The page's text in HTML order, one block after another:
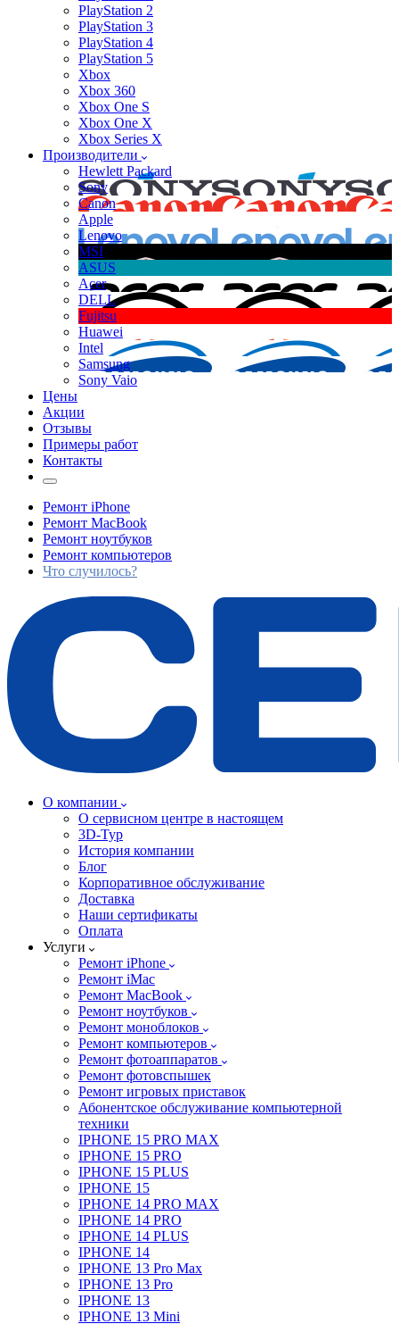
PlayStation 2
PlayStation 3
PlayStation 4
PlayStation 5
Xbox
Xbox 360
Xbox One S
Xbox One X
Xbox Series X
Производители
Hewlett Packard
Sony
Canon
Apple
Lenovo
MSI
ASUS
Acer
DELL
Fujitsu
Huawei
Intel
Samsung
Sony Vaio
Цены
Акции
Отзывы
Примеры работ
Контакты
Ремонт iPhone
Ремонт MacBook
Ремонт ноутбуков
Ремонт компьютеров
Что случилось?
О компании
О сервисном центре в настоящем
3D-Тур
История компании
Блог
Корпоративное обслуживание
Доставка
Наши сертификаты
Оплата
Услуги
Ремонт iPhone
Ремонт iMac
Ремонт MacBook
Ремонт ноутбуков
Ремонт моноблоков
Ремонт компьютеров
Ремонт фотоаппаратов
Ремонт фотовспышек
Ремонт игровых приставок
Абонентское обслуживание компьютерной
техники
IPHONE 15 PRO MAX
IPHONE 15 PRO
IPHONE 15 PLUS
IPHONE 15
IPHONE 14 PRO MAX
IPHONE 14 PRO
IPHONE 14 PLUS
IPHONE 14
IPHONE 13 Pro Max
IPHONE 13 Pro
IPHONE 13
IPHONE 13 Mini